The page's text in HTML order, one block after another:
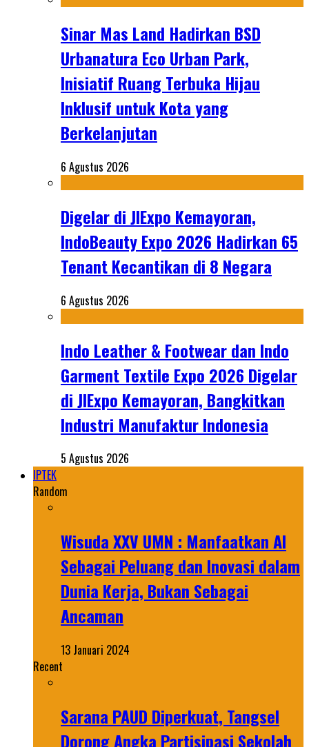
Sinar Mas Land Hadirkan BSD
Urbanatura Eco Urban Park,
Inisiatif Ruang Terbuka Hijau
Inklusif untuk Kota yang
Berkelanjutan
6 Agustus 2026
Digelar di JIExpo Kemayoran,
IndoBeauty Expo 2026 Hadirkan 65
Tenant Kecantikan di 8 Negara
6 Agustus 2026
Indo Leather & Footwear dan Indo
Garment Textile Expo 2026 Digelar
di JIExpo Kemayoran, Bangkitkan
Industri Manufaktur Indonesia
5 Agustus 2026
IPTEK
Random
Wisuda XXV UMN : Manfaatkan AI
Sebagai Peluang dan Inovasi dalam
Dunia Kerja, Bukan Sebagai
Ancaman
13 Januari 2024
Recent
Sarana PAUD Diperkuat, Tangsel
Dorong Angka Partisipasi Sekolah